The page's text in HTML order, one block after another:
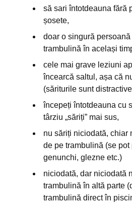
să sari întotdeauna fără
șosete,
doar o singură
trambulină în același
cele mai grave leziuni
încearcă saltul, așa că
(săriturile sunt
începeți întotdeauna cu
târziu „săriți” mai sus,
nu săriți niciodată, chiar
de pe trambulină (se
genunchi, glezne etc.)
niciodată, dar niciodată
trambulină în altă parte
trambulină direct în